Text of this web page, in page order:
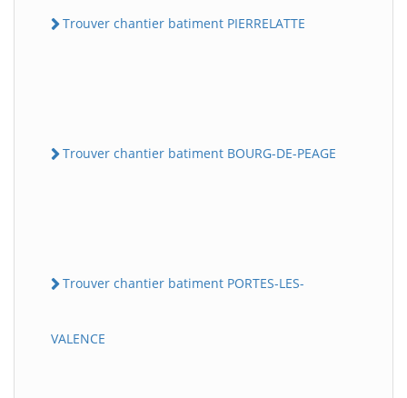
Trouver chantier batiment PIERRELATTE
Trouver chantier batiment BOURG-DE-PEAGE
Trouver chantier batiment PORTES-LES-
VALENCE